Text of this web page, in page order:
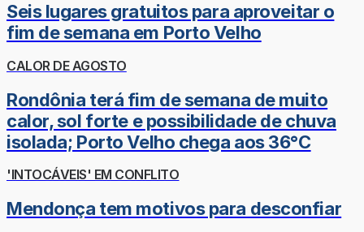
Seis lugares gratuitos para aproveitar o
fim de semana em Porto Velho
CALOR DE AGOSTO
Rondônia terá fim de semana de muito
calor, sol forte e possibilidade de chuva
isolada; Porto Velho chega aos 36°C
'INTOCÁVEIS' EM CONFLITO
Mendonça tem motivos para desconfiar